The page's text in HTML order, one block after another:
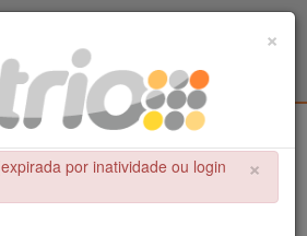
- COPPE / UFRJ
×
A OPERAÇÃO
×
×
por inatividade ou login